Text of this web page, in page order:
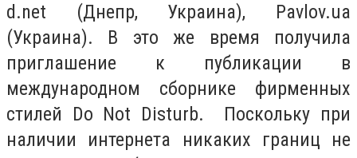
d.net (Днепр, Украина), Pavlov.ua
(Украина). В это же время получила
приглашение к публикации в
международном сборнике фирменных
стилей Do Not Disturb. Поскольку при
наличии интернета никаких границ не